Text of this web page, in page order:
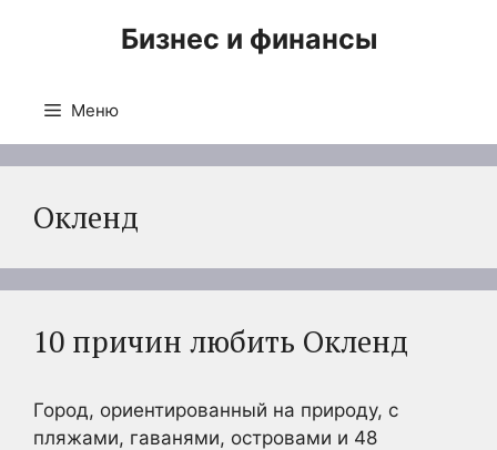
Бизнес и финансы
Меню
Окленд
10 причин любить Окленд
Город, ориентированный на природу, с
пляжами, гаванями, островами и 48